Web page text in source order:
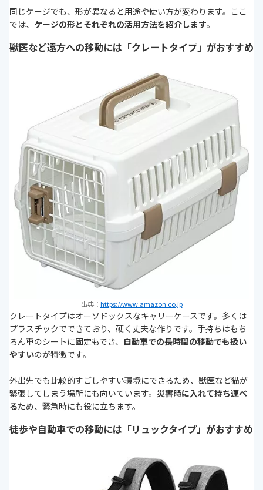
同じケージでも、形が異なると用途や使い方が変わります。ここ
では、 ケージの形とそれぞれの活用方法を紹介します。
獣医など遠方への移動には「クレートタイプ」がおすすめ
出典： https://www.amazon.co.jp
クレートタイプはオーソドックスなキャリーケースです。多くは
プラスチックでできており、硬く丈夫な作りです。手持ちはもち
ろん車のシートに固定もでき、 自動車での長時間の移動でも扱い
やすいのが特徴です。
外出先でも比較的すごしやすい環境にできるため、獣医など猫が
緊張してしまう場所にも向いています。 災害時に入れて持ち運べ
るため、緊急時にも役に立ちます。
徒歩や自動車での移動には「リュックタイプ」がおすすめ